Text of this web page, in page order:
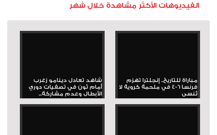
الفيديوهات الأكثر مشاهدة خلال شهر
مباراة للتاريخ.. إنجلترا تهزم
فرنسا 6-4 في ملحمة كروية لا
تُنسى
شاهد تعادل دينامو زغرب
أمام ثون في تصفيات دوري
الأبطال وعدم مشاركة...